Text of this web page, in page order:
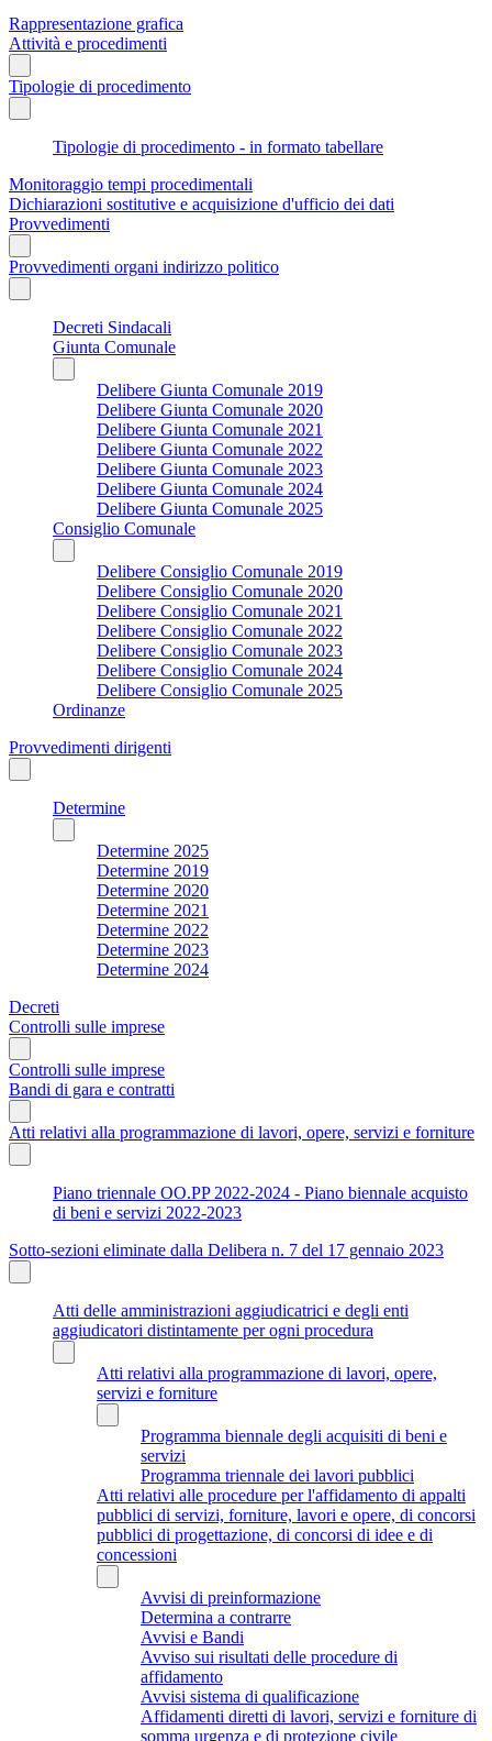
Rappresentazione grafica
Attività e procedimenti
Tipologie di procedimento
Tipologie di procedimento - in formato tabellare
Monitoraggio tempi procedimentali
Dichiarazioni sostitutive e acquisizione d'ufficio dei dati
Provvedimenti
Provvedimenti organi indirizzo politico
Decreti Sindacali
Giunta Comunale
Delibere Giunta Comunale 2019
Delibere Giunta Comunale 2020
Delibere Giunta Comunale 2021
Delibere Giunta Comunale 2022
Delibere Giunta Comunale 2023
Delibere Giunta Comunale 2024
Delibere Giunta Comunale 2025
Consiglio Comunale
Delibere Consiglio Comunale 2019
Delibere Consiglio Comunale 2020
Delibere Consiglio Comunale 2021
Delibere Consiglio Comunale 2022
Delibere Consiglio Comunale 2023
Delibere Consiglio Comunale 2024
Delibere Consiglio Comunale 2025
Ordinanze
Provvedimenti dirigenti
Determine
Determine 2025
Determine 2019
Determine 2020
Determine 2021
Determine 2022
Determine 2023
Determine 2024
Decreti
Controlli sulle imprese
Controlli sulle imprese
Bandi di gara e contratti
Atti relativi alla programmazione di lavori, opere, servizi e forniture
Piano triennale OO.PP 2022-2024 - Piano biennale acquisto
di beni e servizi 2022-2023
Sotto-sezioni eliminate dalla Delibera n. 7 del 17 gennaio 2023
Atti delle amministrazioni aggiudicatrici e degli enti
aggiudicatori distintamente per ogni procedura
Atti relativi alla programmazione di lavori, opere,
servizi e forniture
Programma biennale degli acquisiti di beni e
servizi
Programma triennale dei lavori pubblici
Atti relativi alle procedure per l'affidamento di appalti
pubblici di servizi, forniture, lavori e opere, di concorsi
pubblici di progettazione, di concorsi di idee e di
concessioni
Avvisi di preinformazione
Determina a contrarre
Avvisi e Bandi
Avviso sui risultati delle procedure di
affidamento
Avvisi sistema di qualificazione
Affidamenti diretti di lavori, servizi e forniture di
somma urgenza e di protezione civile